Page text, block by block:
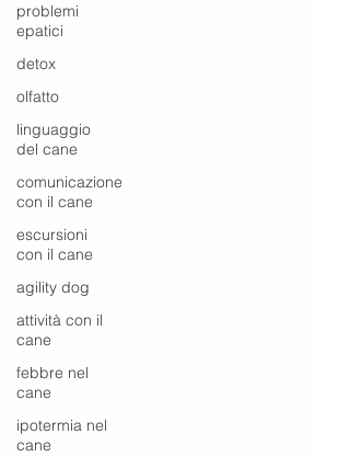
problemi
epatici
detox
olfatto
linguaggio
del cane
comunicazione
con il cane
escursioni
con il cane
agility dog
attività con il
cane
febbre nel
cane
ipotermia nel
cane